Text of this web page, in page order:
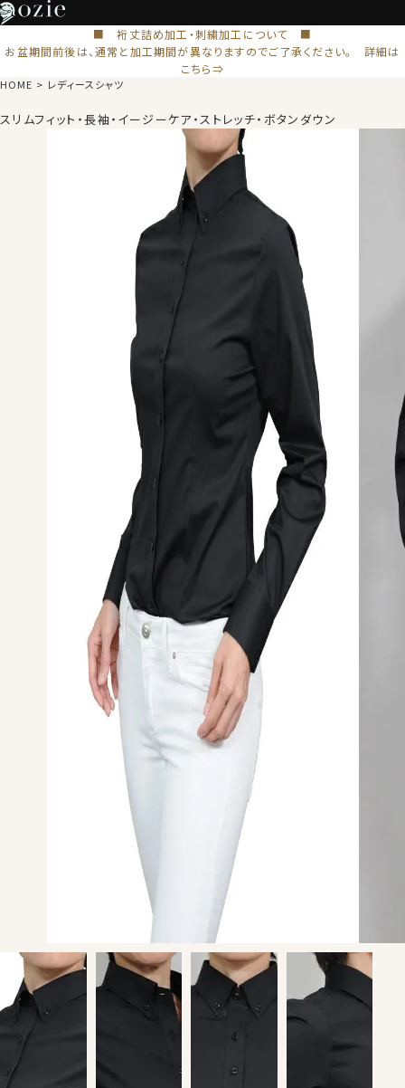
■ 裄丈詰め加工・刺繍加工について ■
お盆期間前後は、通常と加工期間が異なりますのでご了承ください。 詳細は
こちら⇒
HOME レディースシャツ
スリムフィット・長袖・イージーケア・ストレッチ・ボタンダウン